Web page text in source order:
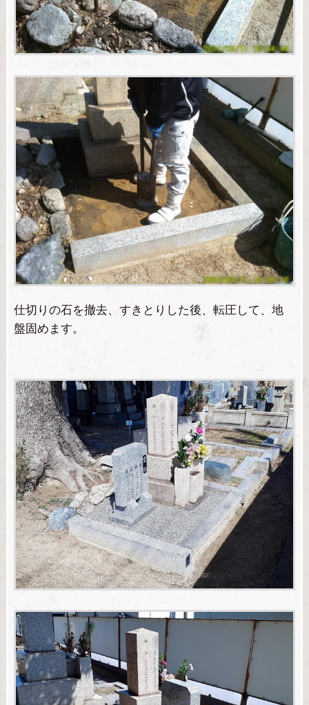
仕切りの石を撤去、すきとりした後、転圧して、地
盤固めます。